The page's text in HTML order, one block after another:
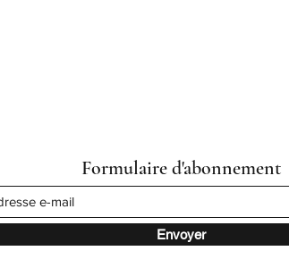
Formulaire d'abonnement
Envoyer